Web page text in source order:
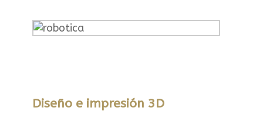
Diseño e impresión 3D